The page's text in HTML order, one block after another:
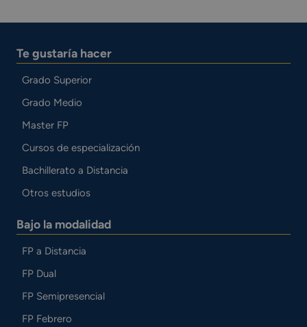
Te gustaría hacer
Grado Superior
Grado Medio
Master FP
Cursos de especialización
Bachillerato a Distancia
Otros estudios
Bajo la modalidad
FP a Distancia
FP Dual
FP Semipresencial
FP Febrero